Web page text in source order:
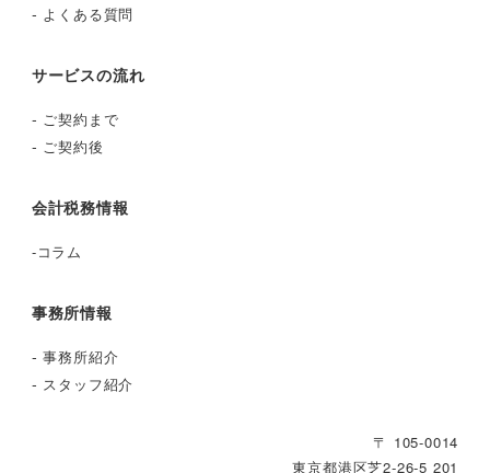
- よくある質問
サービスの流れ
- ご契約まで
- ご契約後
会計税務情報
-コラム
事務所情報
-事務所紹介
- スタッフ紹介
〒 105-0014
東京都港区芝2‐26‐5 201